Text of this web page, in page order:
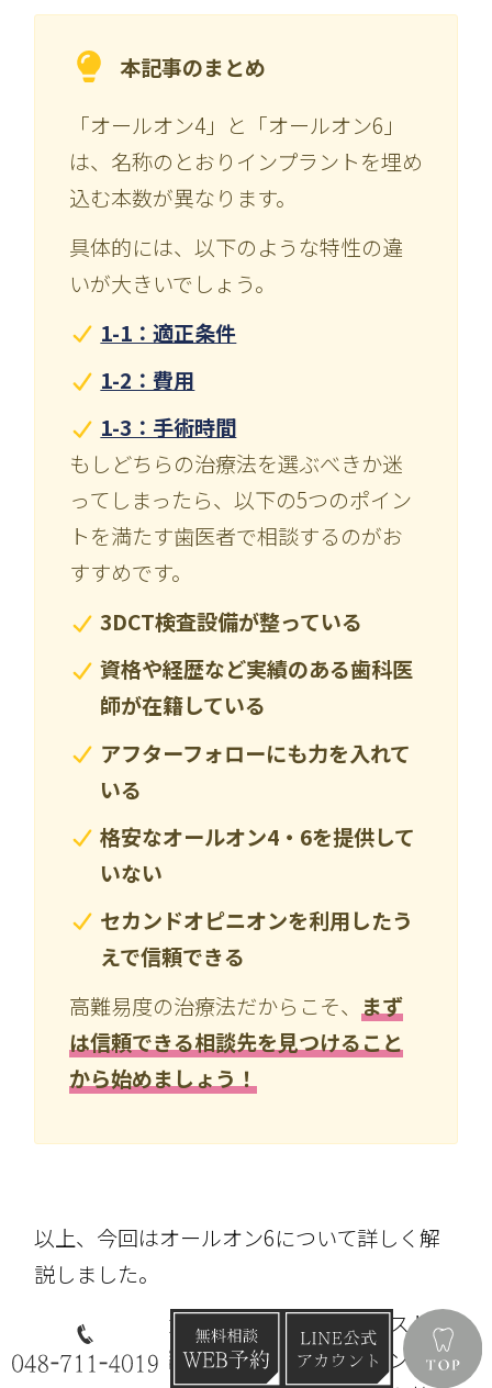
本記事のまとめ
「オールオン4」と「オールオン6」
は、名称のとおりインプラントを埋め
込む本数が異なります。
具体的には、以下のような特性の違
いが大きいでしょう。
1-1：適正条件
1-2：費用
1-3：手術時間
もしどちらの治療法を選ぶべきか迷
ってしまったら、以下の5つのポイン
トを満たす歯医者で相談するのがお
すすめです。
3DCT検査設備が整っている
資格や経歴など実績のある歯科医
師が在籍している
アフターフォローにも力を入れて
いる
格安なオールオン4・6を提供して
いない
セカンドオピニオンを利用したう
えで信頼できる
高難易度の治療法だからこそ、 まず
は信頼できる相談先を見つけること
から始めましょう！
以上、今回はオールオン6について詳しく解
説しました。
当院では患者さまの状態にあわせてベストな
治療法をご提案するために、オールオン4・6